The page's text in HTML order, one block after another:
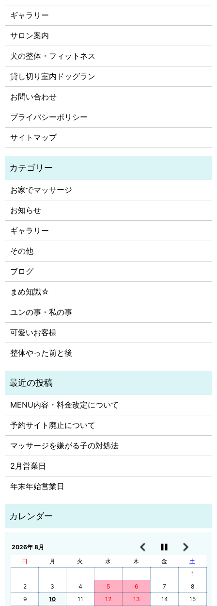
ギャラリー
サロン案内
犬の整体・フィットネス
貸し切り室内ドッグラン
お問い合わせ
プライバシーポリシー
サイトマップ
お家でマッサージ
お知らせ
ギャラリー
その他
ブログ
まめ知識☆
ユンの事・私の事
可愛いお客様
整体やった前と後
MENU内容・料金改定について
予約サイト廃止について
マッサージを嫌がる子の対処法
2月営業日
年末年始営業日
2026年 8月
日
月 火 水 木 金
土
1
2
3 4 5 6 7
8
9
10 11 12 13 14 15